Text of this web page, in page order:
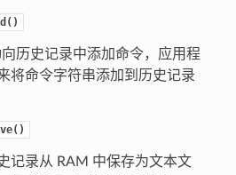
历史记录中添加命令，应用程
将命令字符串添加到历史记录
记录从 RAM 中保存为文本文